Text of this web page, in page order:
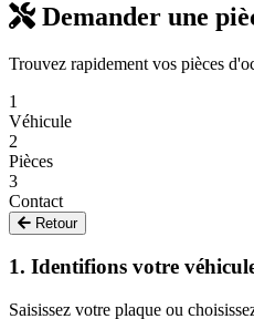
Demander une
Trouvez rapidement vos pièces
1
Véhicule
2
Pièces
3
Contact
Retour
1. Identifions votre
Saisissez votre plaque ou